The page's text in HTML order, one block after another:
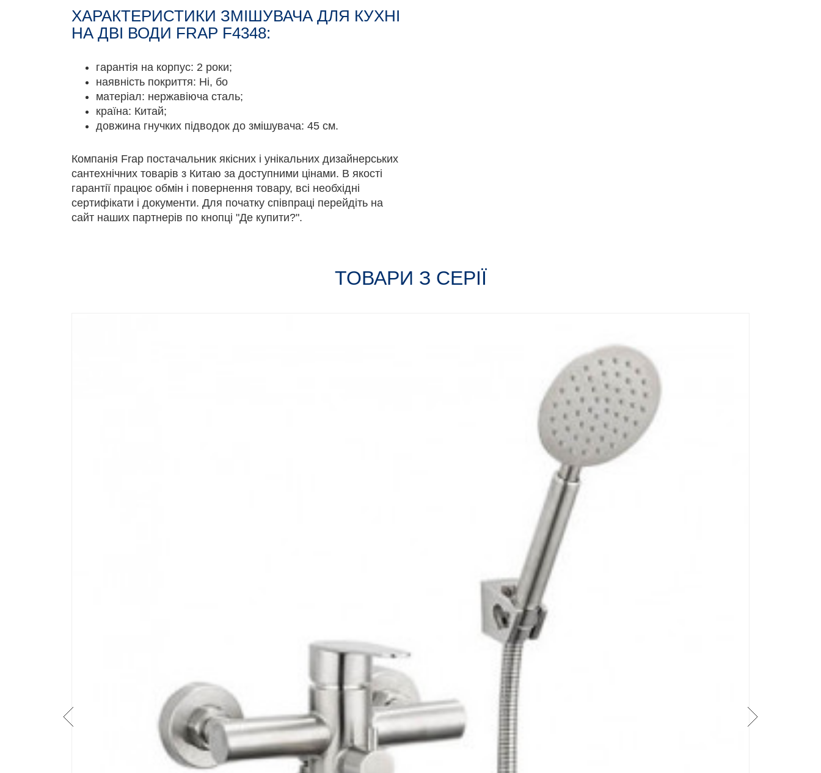
ХАРАКТЕРИСТИКИ ЗМІШУВАЧА ДЛЯ КУХНІ
НА ДВІ ВОДИ FRAP F4348:
гарантія на корпус: 2 роки;
наявність покриття: Ні, бо
матеріал: нержавіюча сталь;
країна: Китай;
довжина гнучких підводок до змішувача: 45 см.
Компанія Frap постачальник якісних і унікальних дизайнерських
сантехнічних товарів з Китаю за доступними цінами. В якості
гарантії працює обмін і повернення товару, всі необхідні
сертифікати і документи. Для початку співпраці перейдіть на
сайт наших партнерів по кнопці "Де купити?".
ТОВАРИ З СЕРІЇ